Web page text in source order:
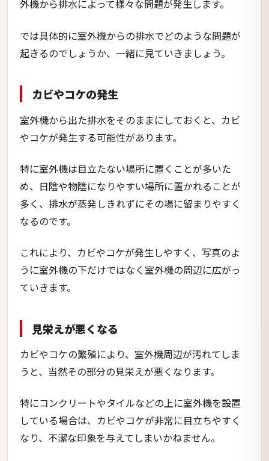
外機から排水によって様々な問題が発生します。
では具体的に室外機からの排水でどのような問題が
起きるのでしょうか、一緒に見ていきましょう。
カビやコケの発生
室外機から出た排水をそのままにしておくと、カビ
やコケが発生する可能性があります。
特に室外機は目立たない場所に置くことが多いた
め、日陰や物陰になりやすい場所に置かれることが
多く、排水が蒸発しきれずにその場に留まりやすく
なるのです。
これにより、カビやコケが発生しやすく、写真のよ
うに室外機の下だけではなく室外機の周辺に広がっ
ていきます。
見栄えが悪くなる
カビやコケの繁殖により、室外機周辺が汚れてしま
うと、当然その部分の見栄えが悪くなります。
特にコンクリートやタイルなどの上に室外機を設置
している場合は、カビやコケが非常に目立ちやすく
なり、不潔な印象を与えてしまいかねません。